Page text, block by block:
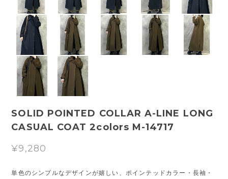
SOLID POINTED COLLAR A-LINE LONG
CASUAL COAT 2colors M-14717
¥9,280
単色のシンプルなデザインが嬉しい、ポインテッドカラー・長袖・